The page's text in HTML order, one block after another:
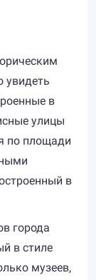
увидеть
в
улицы
по площади
в
города
в стиле
музеев,